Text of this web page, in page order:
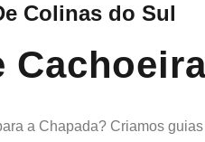
Colinas do Sul
a Chapada? Criamos